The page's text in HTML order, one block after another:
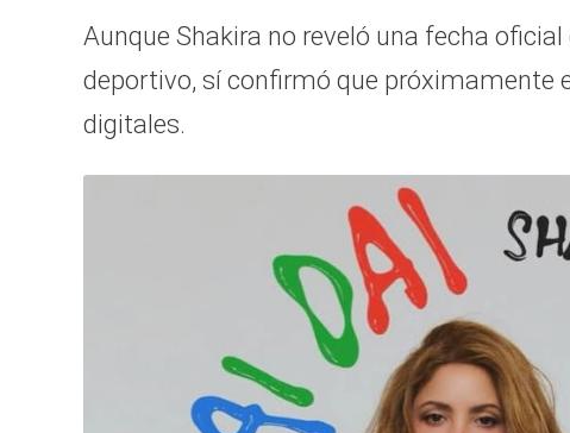
Aunque Shakira no reveló una fecha
deportivo, sí confirmó que próximamente
digitales.